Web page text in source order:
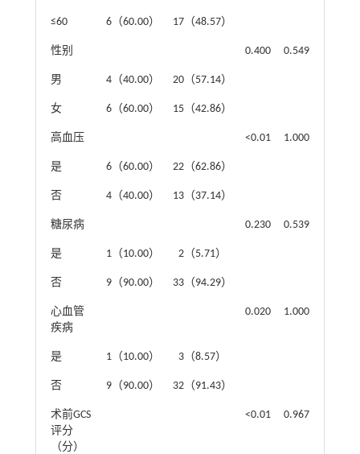
≤60 6（60.00） 17（48.57）
性别 0.400 0.549
男 4（40.00） 20（57.14）
女 6（60.00） 15（42.86）
高血压 <0.01 1.000
是 6（60.00） 22（62.86）
否 4（40.00） 13（37.14）
糖尿病 0.230 0.539
是 1（10.00） 2（5.71）
否 9（90.00） 33（94.29）
心血管
疾病
0.020 1.000
是 1（10.00） 3（8.57）
否 9（90.00） 32（91.43）
术前GCS
评分
（分）
<0.01 0.967